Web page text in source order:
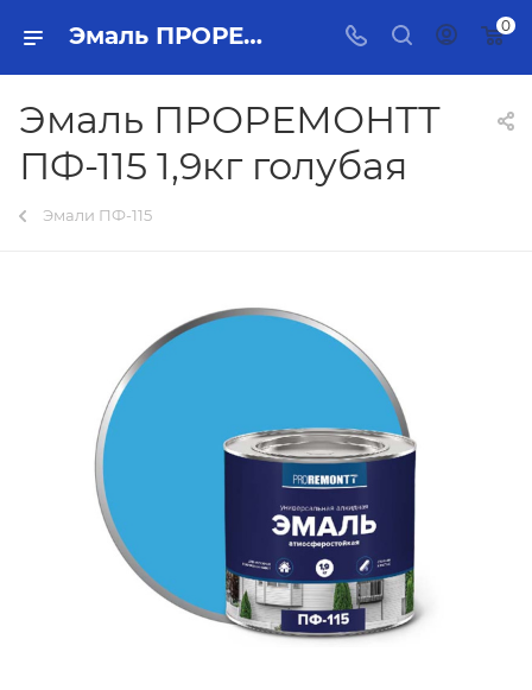
Эмаль ПРОРЕМОНТТ ПФ-115 1,9кг голубая Тольятти - купить в интернет-магазине, каталог с ценами и характеристиками 0
Эмаль ПРОРЕМОНТТ
ПФ-115 1,9кг голубая
Эмали ПФ-115